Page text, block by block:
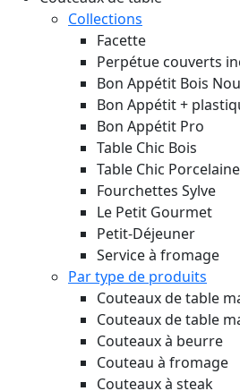
Collections
Facette
Perpétue couverts
Bon Appétit Bois
Bon Appétit +
Bon Appétit Pro
Table Chic Bois
Table Chic
Fourchettes Sylve
Le Petit Gourmet
Petit-Déjeuner
Service à fromage
Par type de produits
Couteaux de table
Couteaux de table
Couteaux à beurre
Couteau à fromage
Couteaux à steak